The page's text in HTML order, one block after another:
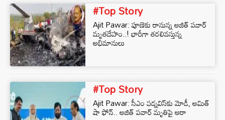
#Top Story
Ajit Pawar: పూణెకు రానున్న అజిత్ పవార్
మృతదేహం..! భారీగా తరలివస్తున్న
అభిమానులు
#Top Story
Ajit Pawar: సీఎం ఫడ్నవిస్‌కు మోడీ, అమిత్
షా ఫోన్.. అజిత్ పవార్ మృతిపై ఆరా